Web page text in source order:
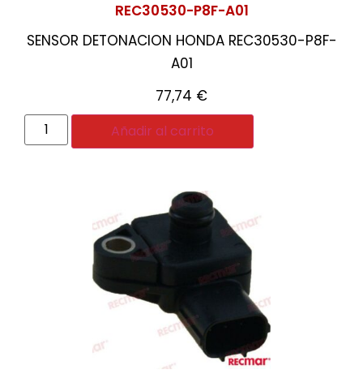
REC30530-P8F-A01
SENSOR DETONACION HONDA REC30530-P8F-
A01
77,74 €
Añadir al carrito